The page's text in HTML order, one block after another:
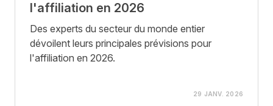
l'affiliation en 2026
Des experts du secteur du monde entier
dévoilent leurs principales prévisions pour
l'affiliation en 2026.
29 JANV. 2026